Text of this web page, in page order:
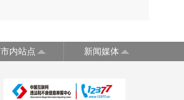
市内站点 新闻媒体